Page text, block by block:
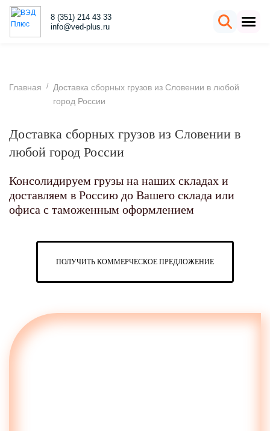
8 (351) 214 43 33
info@ved-plus.ru
Главная /
Доставка сборных грузов из Словении в любой
город России
Доставка сборных грузов из Словении в
любой город России
Консолидируем грузы на наших складах и
доставляем в Россию до Вашего склада или
офиса с таможенным оформлением
ПОЛУЧИТЬ КОММЕРЧЕСКОЕ ПРЕДЛОЖЕНИЕ